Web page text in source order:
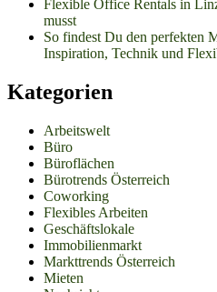
Flexible Office Rentals in
musst
So findest Du den perfekten
Inspiration, Technik und
Kategorien
Arbeitswelt
Büro
Büroflächen
Bürotrends Österreich
Coworking
Flexibles Arbeiten
Geschäftslokale
Immobilienmarkt
Markttrends Österreich
Mieten